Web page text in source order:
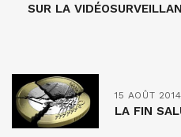
SUR LA
15 AOÛT 2014
LA FIN